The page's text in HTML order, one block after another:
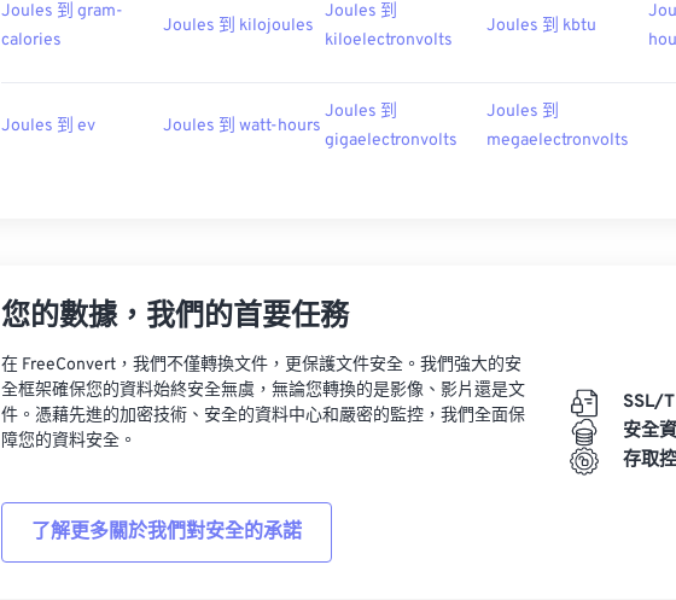
Joules 到 gram-
calories
Joules 到 kilojoules
Joules 到
kiloelectronvolts
Joules 到 kbtu
Joules 到 ev Joules 到 watt-hours
Joules 到
gigaelectronvolts
Joules 到
megaelectronvolts
您的數據，我們的首要任務
在 FreeConvert，我們不僅轉換文件，更保護文件安全。我們強大的安
全框架確保您的資料始終安全無虞，無論您轉換的是影像、影片還是文
件。憑藉先進的加密技術、安全的資料中心和嚴密的監控，我們全面保
障您的資料安全。
了解更多關於我們對安全的承諾
SSL/
安全
存取